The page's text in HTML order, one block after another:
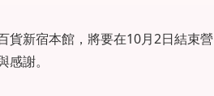
貨新宿本館，將要在10月2日結束營
謝。